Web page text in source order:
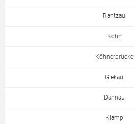
Rantzau
Köhn
Köhnerbrücke
Giekau
Dannau
Klamp